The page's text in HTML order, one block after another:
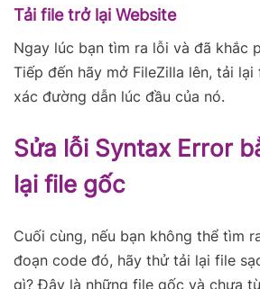
Tải file trở lại Website
Ngay lúc bạn tìm ra lỗi và đã khắc
Tiếp đến hãy mở FileZilla lên, tải
xác đường dẫn lúc đầu của nó.
Sửa lỗi Syntax Error
lại file gốc
Cuối cùng, nếu bạn không thể tìm
đoạn code đó, hãy thử tải lại file
gì? Đây là những file gốc và chưa